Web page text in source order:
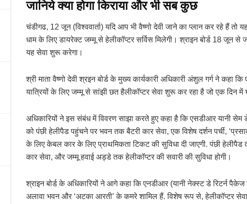
जानिये क्या होगा किराया और भी सब कुछ
चंडीगढ, 12 जून (विश्ववार्ता) यदि आप भी वैष्णो देवी जाने का प्लान कर रहे हैं
धाम के लिए डायरेक्ट जम्मू से हेलीकॉप्टर सर्विस मिलेगी। श्राइन बोर्ड 18 जून
यह सेवा शुरू करेगा।
श्री माता वैष्णो देवी श्रइन बोर्ड के मुख्य कार्यकारी अधिकारी अंशुल गर्ग ने कहा कि
यात्रियों के लिए जम्मू से सांझी छत हैलीकॉप्टर सेवा शुरू कर रहा है जो एक दिन में
अधिकारियों ने इस संबंध में विवरण साझा करते हुए कहा है कि एसडीआर यानी सेम डे
को पंछी हेलीपैड पहुंचने पर भवन तक बैटरी कार सेवा, एक विशेष दर्शन पर्ची,
के लिए केबल कार के लिए प्राथमिकता टिकट की सुविधा दी जाएगी. पंछी
कार सेवा, और जम्मू हवाई अड्डे तक हेलीकॉप्टर की सवारी की सुविधा होगी।
श्राइन बोर्ड के अधिकारियों ने आगे कहा कि एनडीआर (यानी नेक्स्ट डे रिटर्न
अलावा भवन और ‘अटका आरती’ के कमरे शामिल हैं. विशेष रूप से, हेलीकॉप्टर